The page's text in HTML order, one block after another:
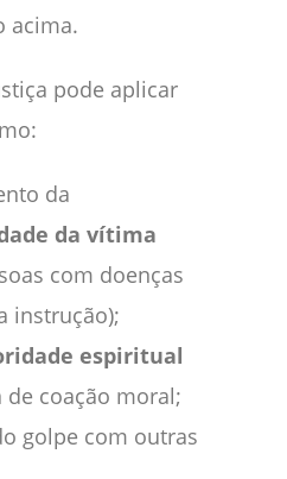
acima.
pode aplicar
da
da vítima
com doenças
instrução);
espiritual
coação moral;
golpe com outras